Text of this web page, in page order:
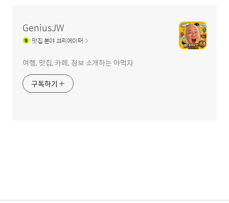
GeniusJW
맛집분야 크리에이터
여행, 맛집, 카페, 정보 소개하는 야먹자
구독하기